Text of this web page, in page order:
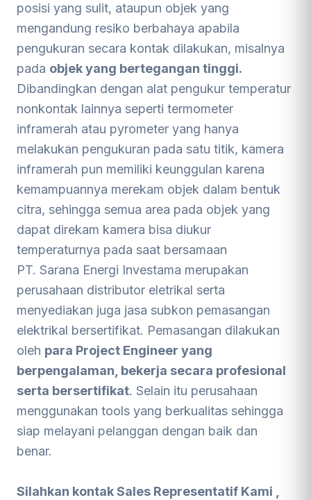
posisi yang sulit, ataupun objek yang
mengandung resiko berbahaya apabila
pengukuran secara kontak dilakukan, misalnya
pada objek yang bertegangan tinggi.
Dibandingkan dengan alat pengukur temperatur
nonkontak lainnya seperti termometer
inframerah atau pyrometer yang hanya
melakukan pengukuran pada satu titik, kamera
inframerah pun memiliki keunggulan karena
kemampuannya merekam objek dalam bentuk
citra, sehingga semua area pada objek yang
dapat direkam kamera bisa diukur
temperaturnya pada saat bersamaan
PT. Sarana Energi Investama merupakan
perusahaan distributor eletrikal serta
menyediakan juga jasa subkon pemasangan
elektrikal bersertifikat. Pemasangan dilakukan
oleh para Project Engineer yang
berpengalaman, bekerja secara profesional
serta bersertifikat. Selain itu perusahaan
menggunakan tools yang berkualitas sehingga
siap melayani pelanggan dengan baik dan
benar.
Silahkan kontak Sales Representatif Kami ,